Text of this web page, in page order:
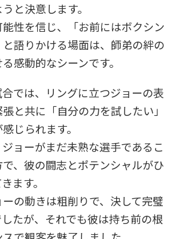
と決意します。
性を信じ、「お前にはボクシン
語りかける場面は、師弟の絆の
感動的なシーンです。
では、リングに立つジョーの表
と共に「自分の力を試したい」
じられます。
ョーがまだ未熟な選手であるこ
、彼の闘志とポテンシャルがひ
ます。
の動きは粗削りで、決して完璧
たが、それでも彼は持ち前の根